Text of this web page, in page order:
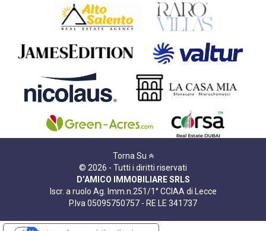
Torna Su
© 2026 - Tutti i diritti riservati
D’AMICO IMMOBILIARE SRLS
Iscr. a ruolo Ag. Imm.n.251/1° CCIAA di Lecce
P.Iva 05095750757 - RE LE 341737